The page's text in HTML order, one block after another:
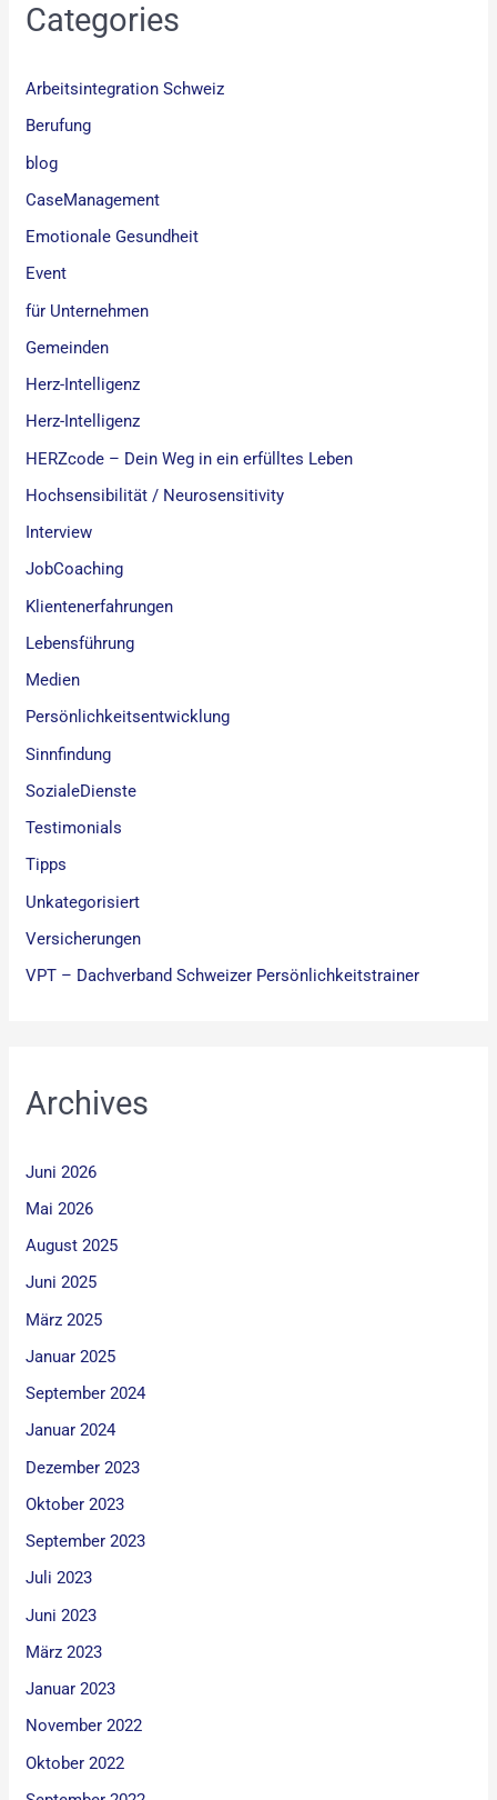
Categories
Arbeitsintegration Schweiz
Berufung
blog
CaseManagement
Emotionale Gesundheit
Event
für Unternehmen
Gemeinden
Herz-Intelligenz
Herz-Intelligenz
HERZcode – Dein Weg in ein erfülltes Leben
Hochsensibilität / Neurosensitivity
Interview
JobCoaching
Klientenerfahrungen
Lebensführung
Medien
Persönlichkeitsentwicklung
Sinnfindung
SozialeDienste
Testimonials
Tipps
Unkategorisiert
Versicherungen
VPT – Dachverband Schweizer Persönlichkeitstrainer
Archives
Juni 2026
Mai 2026
August 2025
Juni 2025
März 2025
Januar 2025
September 2024
Januar 2024
Dezember 2023
Oktober 2023
September 2023
Juli 2023
Juni 2023
März 2023
Januar 2023
November 2022
Oktober 2022